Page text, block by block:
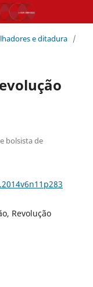
e ditadura /
bolsista de
Revolução